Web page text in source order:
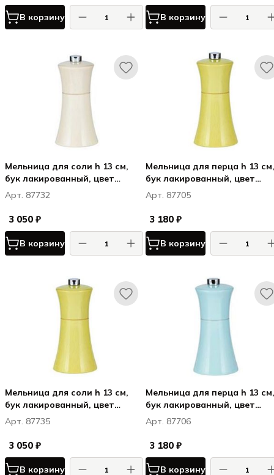
В корзину В корзину
Мельница для соли h 13 см,
бук лакированный, цвет
белый, ВЕРОНА / VERONA
Арт. 87732
3 050 ₽
В корзину
Мельница для перца h 13 см,
бук лакированный, цвет
салатовый, ВЕРОНА /
Арт. 87705
3 180 ₽
В корзину
Мельница для соли h 13 см,
бук лакированный, цвет
салатовый, ВЕРОНА / VERONA
Арт. 87735
3 050 ₽
В корзину
Мельница для перца h 13 см,
бук лакированный, цвет
светло-голубой, ВЕРОНА /
VERONA
Арт. 87706
3 180 ₽
В корзину